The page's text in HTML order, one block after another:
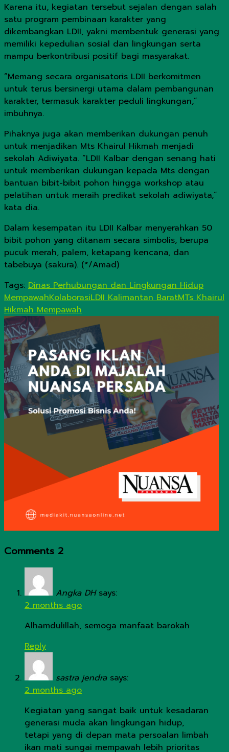
Karena itu, kegiatan tersebut sejalan dengan salah
satu program pembinaan karakter yang
dikembangkan LDII, yakni membentuk generasi yang
memiliki kepedulian sosial dan lingkungan serta
mampu berkontribusi positif bagi masyarakat.
“Memang secara organisatoris LDII berkomitmen
untuk terus bersinergi utama dalam pembangunan
karakter, termasuk karakter peduli lingkungan,”
imbuhnya.
Pihaknya juga akan memberikan dukungan penuh
untuk menjadikan Mts Khairul Hikmah menjadi
sekolah Adiwiyata. “LDII Kalbar dengan senang hati
untuk memberikan dukungan kepada Mts dengan
bantuan bibit-bibit pohon hingga workshop atau
pelatihan untuk meraih predikat sekolah adiwiyata,”
kata dia.
Dalam kesempatan itu LDII Kalbar menyerahkan 50
bibit pohon yang ditanam secara simbolis, berupa
pucuk merah, palem, ketapang kencana, dan
tabebuya (sakura). (*/Amad)
Tags: Dinas Perhubungan dan Lingkungan Hidup
MempawahKolaborasiLDII Kalimantan BaratMTs Khairul
Hikmah Mempawah
Comments 2
Angka DH says:
2 months ago
Alhamdulillah, semoga manfaat barokah
Reply
sastra jendra says:
2 months ago
Kegiatan yang sangat baik untuk kesadaran
generasi muda akan lingkungan hidup,
tetapi yang di depan mata persoalan limbah
ikan mati sungai mempawah lebih prioritas